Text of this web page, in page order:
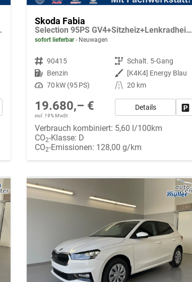
Alu" Sitzh.
Fahrzeug parken
Skoda Fabia
Selection 95PS GV4+Sitzheiz+Lenkradheiz+Climatronic+Sunset+AppConnect+PDC
sofort lieferbar Neuwagen
Fahrzeugnr. 90415 Getriebe Schalt. 5-Gang
Kraftstoff Benzin Außenfarbe
[K4K4] Energy Blau
Leistung 70 kW (95 PS) Kilometerstand 20 km
19.680,– €
incl. 19% MwSt.
Details
Verbrauch kombiniert: 5,60 l/100km
CO2-Klasse: D
CO2-Emissionen: 128,00 g/km